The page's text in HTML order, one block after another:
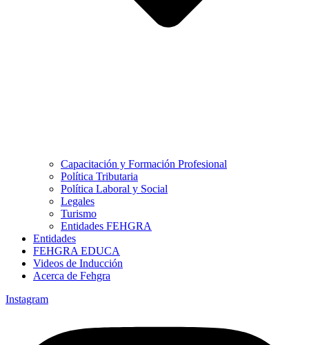
Capacitación y Formación Profesional
Política Tributaria
Política Laboral y Social
Legales
Turismo
Entidades FEHGRA
Entidades
FEHGRA EDUCA
Videos de Inducción
Acerca de Fehgra
Instagram